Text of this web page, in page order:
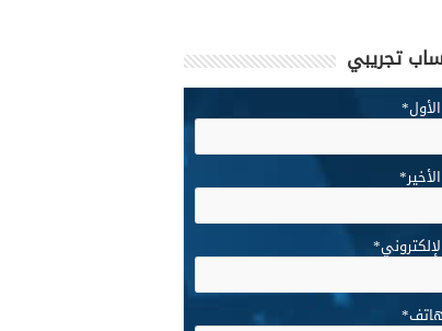
تجريبي
*
*
*
*